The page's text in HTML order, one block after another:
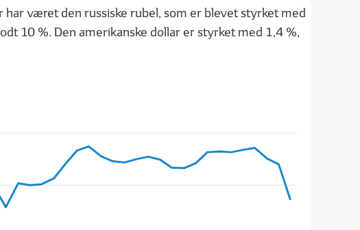
været den russiske rubel, som er blevet styrket med
10 %. Den amerikanske dollar er styrket med 1,4 %,